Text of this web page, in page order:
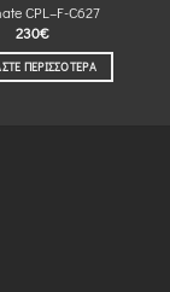
CPL–F-C627
230€
ΠΕΡΙΣΣΌΤΕΡΑ